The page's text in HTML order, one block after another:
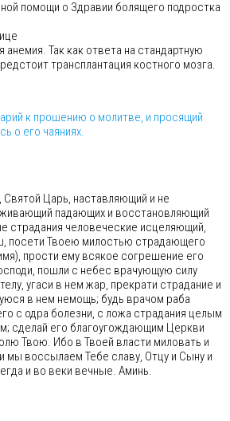
помощи о Здравии болящего подростка
Так как ответа на стандартную
трансплантация костного мозга.
к прошению о молитве, и просящий
о его чаяниях.
Царь, наставляющий и не
падающих и восстановляющий
страдания человеческие исцеляющий,
посети Твоею милостью страдающего
прости ему всякое согрешение его
пошли с небес врачующую силу
угаси в нем жар, прекрати страдание и
в нем немощь; будь врачом раба
с одра болезни, с ложа страдания целым
сделай его благоугождающим Церкви
Твою. Ибо в Твоей власти миловать и
мы воссылаем Тебе славу, Отцу и Сыну и
и во веки вечные. Аминь.